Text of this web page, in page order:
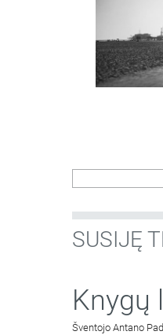
SUSIJĘ
Knygų
Šventojo Antano